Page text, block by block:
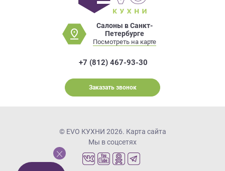
Салоны в Санкт-
Петербурге
Посмотреть на карте
+7 (812) 467-93-30
Заказать звонок
© EVO КУХНИ 2026. Карта сайта
Мы в соцсетях